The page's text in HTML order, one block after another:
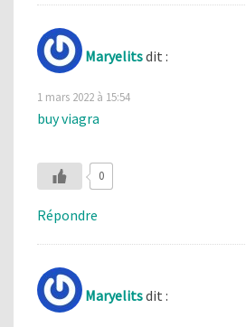
Maryelitsdit :
1 mars 2022 à 15:54
buy viagra
0
Répondre
Maryelitsdit :